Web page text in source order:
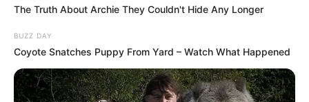
The Truth About Archie They Couldn't Hide Any Longer
BUZZ DAY
Coyote Snatches Puppy From Yard – Watch What Happened